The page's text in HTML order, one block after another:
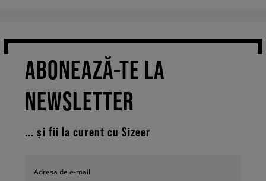
ABONEAZĂ-TE LA
NEWSLETTER
... și fii la curent cu Sizeer
Adresa de e-mail